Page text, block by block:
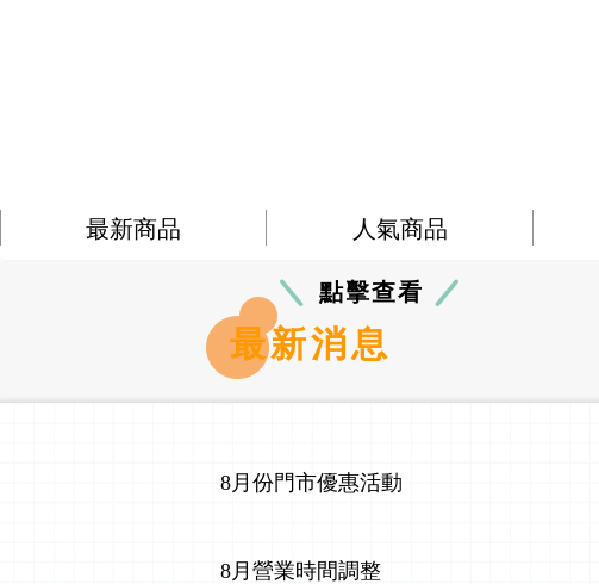
最新商品 人氣商品
點擊查看
最新消息
8月份門市優惠活動
8月營業時間調整